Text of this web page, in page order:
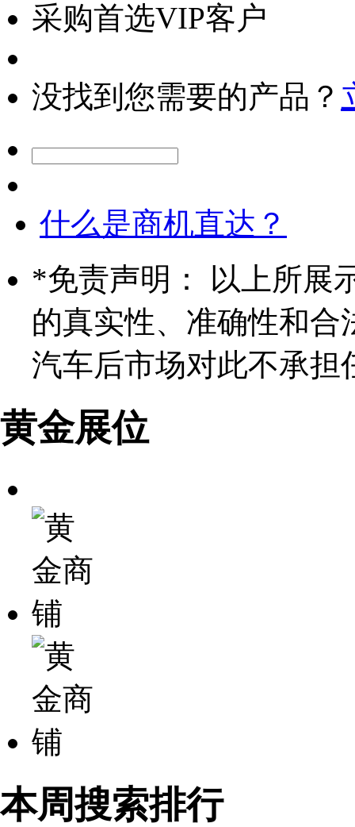
采购首选VIP客户
没找到您需要的产品？
什么是商机直达？
*免责声明： 以上所展
的真实性、准确性和合
汽车后市场对此不承担
黄金展位
本周搜索排行